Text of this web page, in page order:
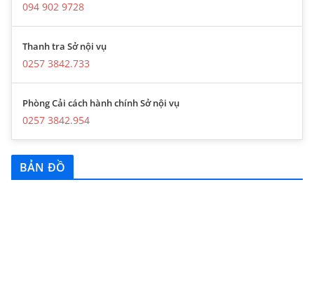
094 902 9728
Thanh tra Sở nội vụ
0257 3842.733
Phòng Cải cách hành chính Sở nội vụ
0257 3842.954
BẢN ĐỒ